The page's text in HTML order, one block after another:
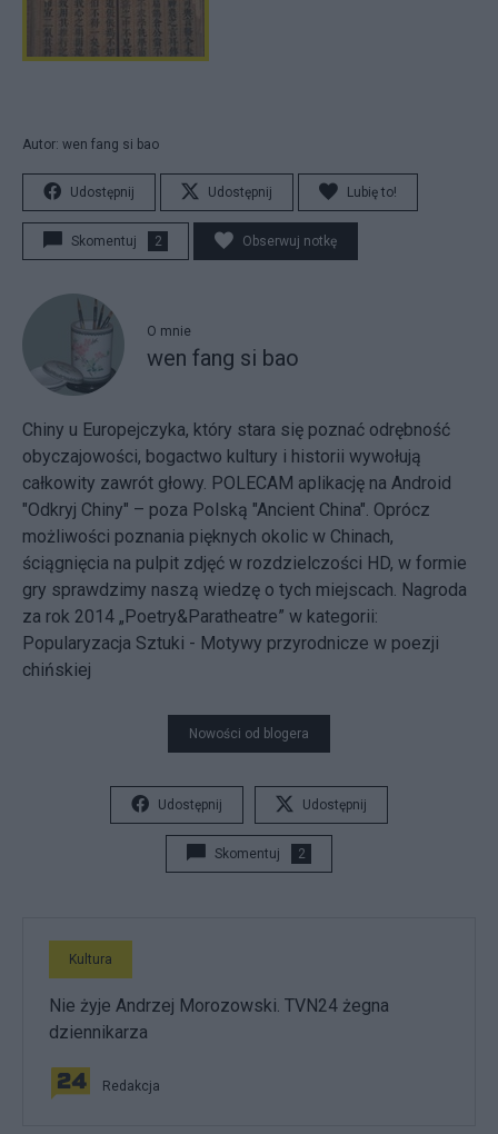
Autor: wen fang si bao
Udostępnij Udostępnij Lubię to!
Skomentuj 2 Obserwuj notkę
O mnie
wen fang si bao
Chiny u Europejczyka, który stara się poznać odrębność
obyczajowości, bogactwo kultury i historii wywołują
całkowity zawrót głowy. POLECAM aplikację na Android
"Odkryj Chiny" – poza Polską "Ancient China". Oprócz
możliwości poznania pięknych okolic w Chinach,
ściągnięcia na pulpit zdjęć w rozdzielczości HD, w formie
gry sprawdzimy naszą wiedzę o tych miejscach. Nagroda
za rok 2014 „Poetry&Paratheatre” w kategorii:
Popularyzacja Sztuki - Motywy przyrodnicze w poezji
chińskiej
Nowości od blogera
Udostępnij Udostępnij
Skomentuj 2
Kultura
Nie żyje Andrzej Morozowski. TVN24 żegna
dziennikarza
Redakcja